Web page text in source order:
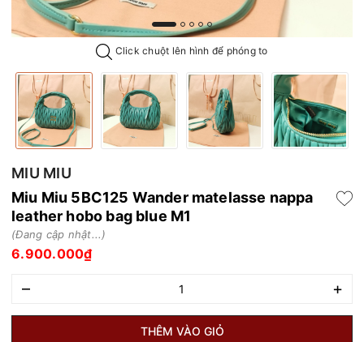
Click chuột lên hình để phóng to
MIU MIU
Miu Miu 5BC125 Wander matelasse nappa
leather hobo bag blue M1
(Đang cập nhật...)
6.900.000₫
– +
THÊM VÀO GIỎ